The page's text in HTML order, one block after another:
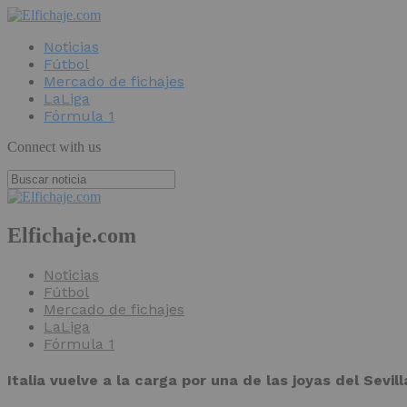
Noticias
Fútbol
Mercado de fichajes
LaLiga
Fórmula 1
Connect with us
Elfichaje.com
Noticias
Fútbol
Mercado de fichajes
LaLiga
Fórmula 1
Italia vuelve a la carga por una de las joyas del